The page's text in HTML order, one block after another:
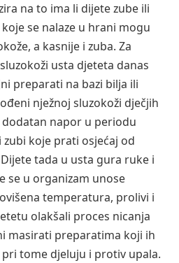
na to ima li dijete zube ili
se nalaze u hrani mogu
a kasnije i zuba. Za
usta djeteta danas
preparati na bazi bilja ili
nježnoj sluzokoži dječjih
napor u periodu
koje prati osjećaj od
tada u usta gura ruke i
se u organizam unose
temperatura, prolivi i
olakšali proces nicanja
masirati preparatima koji ih
tome djeluju i protiv upala.